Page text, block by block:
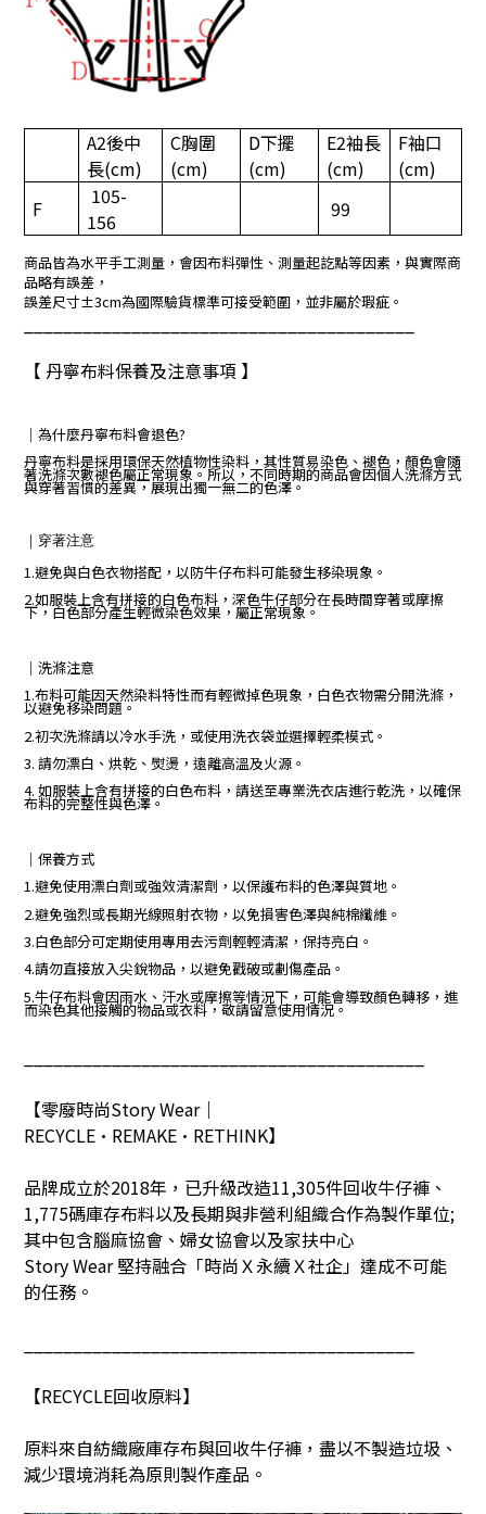
A2後中
長(cm)
C胸圍
(cm)
D下擺
(cm)
E2袖長
(cm)
F袖口
(cm)
F
105-
156
99
商品皆為水平手工測量，會因布料彈性、測量起訖點等因素，與實際商
品略有誤差，
誤差尺寸±3cm為國際驗貨標準可接受範圍，並非屬於瑕疵。
【 丹寧布料保養及注意事項 】
｜ 為什麼丹寧布料會退色?
丹寧布料是採用環保天然植物性染料，其性質易染色、褪色，顏色會隨
著洗滌次數褪色屬正常現象。所以，不同時期的商品會因個人洗滌方式
與穿著習慣的差異，展現出獨一無二的色澤。
｜ 穿著注意
1.避免與白色衣物搭配，以防牛仔布料可能發生移染現象。
2.如服裝上含有拼接的白色布料，深色牛仔部分在長時間穿著或摩擦
下，白色部分產生輕微染色效果，屬正常現象。
｜ 洗滌注意
1.布料可能因天然染料特性而有輕微掉色現象，白色衣物需分開洗滌，
以避免移染問題。
2.初次洗滌請以冷水手洗，或使用洗衣袋並選擇輕柔模式。
3. 請勿漂白、烘乾、熨燙，遠離高溫及火源。
4. 如服裝上含有拼接的白色布料，請送至專業洗衣店進行乾洗，以確保
布料的完整性與色澤。
｜保養方式
1.避免使用漂白劑或強效清潔劑，以保護布料的色澤與質地。
2.避免強烈或長期光線照射衣物，以免損害色澤與純棉纖維。
3.白色部分可定期使用專用去污劑輕輕清潔，保持亮白。
4.請勿直接放入尖銳物品，以避免戳破或劃傷產品。
5.牛仔布料會因雨水、汗水或摩擦等情況下，可能會導致顏色轉移，進
而染色其他接觸的物品或衣料，敬請留意使用情況。
【零廢時尚Story Wear｜
RECYCLE•REMAKE•RETHINK】
品牌成立於2018年，已升級改造11,305件回收牛仔褲、
1,775碼庫存布料以及長期與非營利組織合作為製作單位;
其中包含腦麻協會、婦女協會以及家扶中心
Story Wear堅持融合「時尚Ｘ永續Ｘ社企」達成不可能
的任務。
【RECYCLE回收原料】
原料來自紡織廠庫存布與回收牛仔褲，盡以不製造垃圾、
減少環境消耗為原則製作產品。